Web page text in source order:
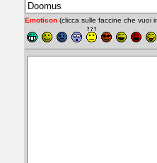
Emoticon (clicca sulle faccine che vuoi